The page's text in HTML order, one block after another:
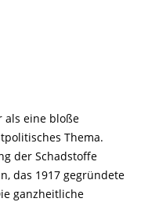
als eine bloße
Thema.
der Schadstoffe
das 1917 gegründete
ganzheitliche